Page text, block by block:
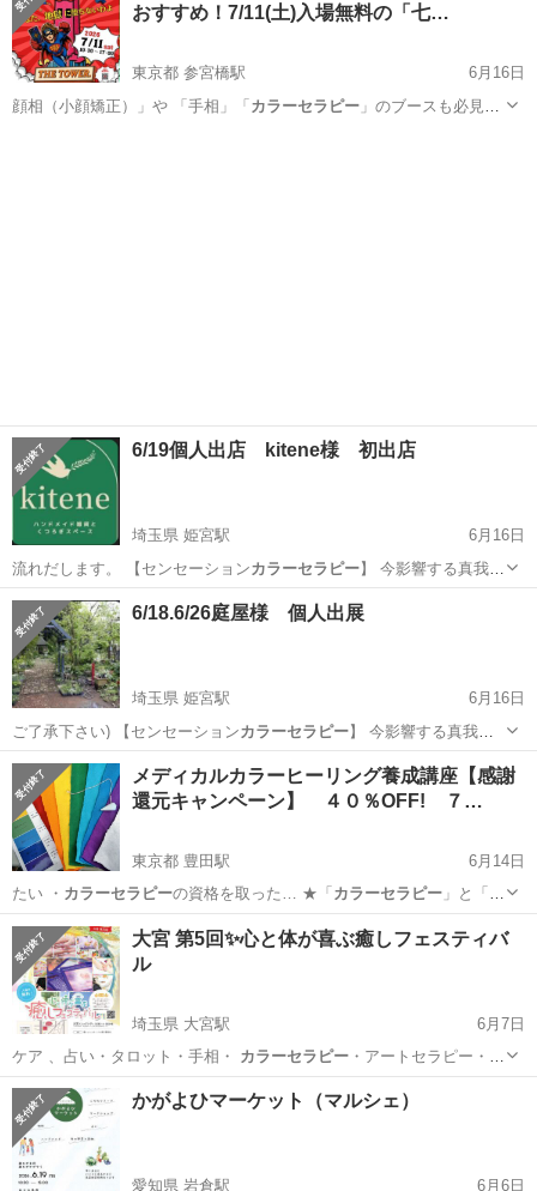
おすすめ！7/11(土)入場無料の「七…
東京都 参宮橋駅
6月16日
顔相（小顔矯正）」や 「手相」「 カラーセラピー」のブースも必見。
6/19個人出店 kitene様 初出店
埼玉県 姫宮駅
6月16日
流れだします。 【センセーションカラーセラピー】 今影響する真我と
波動共鳴！カラ…
埼玉 白岡市 その他 神様
6/18.6/26庭屋様 個人出展
埼玉県 姫宮駅
6月16日
ご了承下さい) 【センセーションカラーセラピー】 今影響する真我と
波動共鳴！カラ…
埼玉 白岡市 姫宮駅 神様
メディカルカラーヒーリング養成講座【感謝
還元キャンペーン】 ４０％OFF! ７…
東京都 豊田駅
6月14日
たい ・ カラーセラピー の資格を取った… ★「 カラーセラピー」と「カ
ラーヒ… ていく手法が「カラーセラピー」となります。…
東京 日野市 豊田駅 セミナー ヒーリング
大宮 第5回✨心と体が喜ぶ癒しフェスティバ
ル
埼玉県 大宮駅
6月7日
ケア 、占い・タロット・手相・ カラーセラピー・アートセラピー・美
容・各種ヒーリ…
埼玉 さいたま市 地域/お祭り
かがよひマーケット（マルシェ）
愛知県 岩倉駅 6月6日